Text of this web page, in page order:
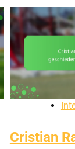
Cristian